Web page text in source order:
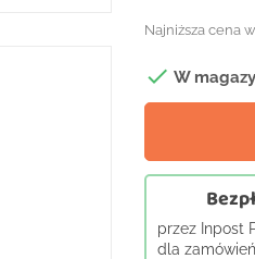
Najniższa cena
 W
przez Inpost
dla